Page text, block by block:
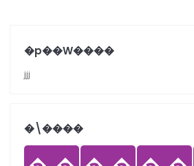
�p��W����
jjj
�܏\����